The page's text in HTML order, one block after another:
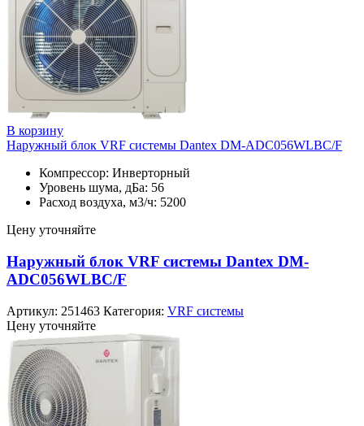
В корзину
Наружный блок VRF системы Dantex DM-ADC056WLBC/F
Компрессор: Инверторный
Уровень шума, дБа: 56
Расход воздуха, м3/ч: 5200
Цену уточняйте
Наружный блок VRF системы Dantex DM-
ADC056WLBC/F
Артикул: 251463 Категория: VRF системы
Цену уточняйте